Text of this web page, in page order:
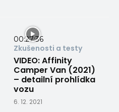
00:27:36
Zkušenosti a testy
VIDEO: Affinity
Camper Van (2021)
– detailní prohlídka
vozu
6. 12. 2021